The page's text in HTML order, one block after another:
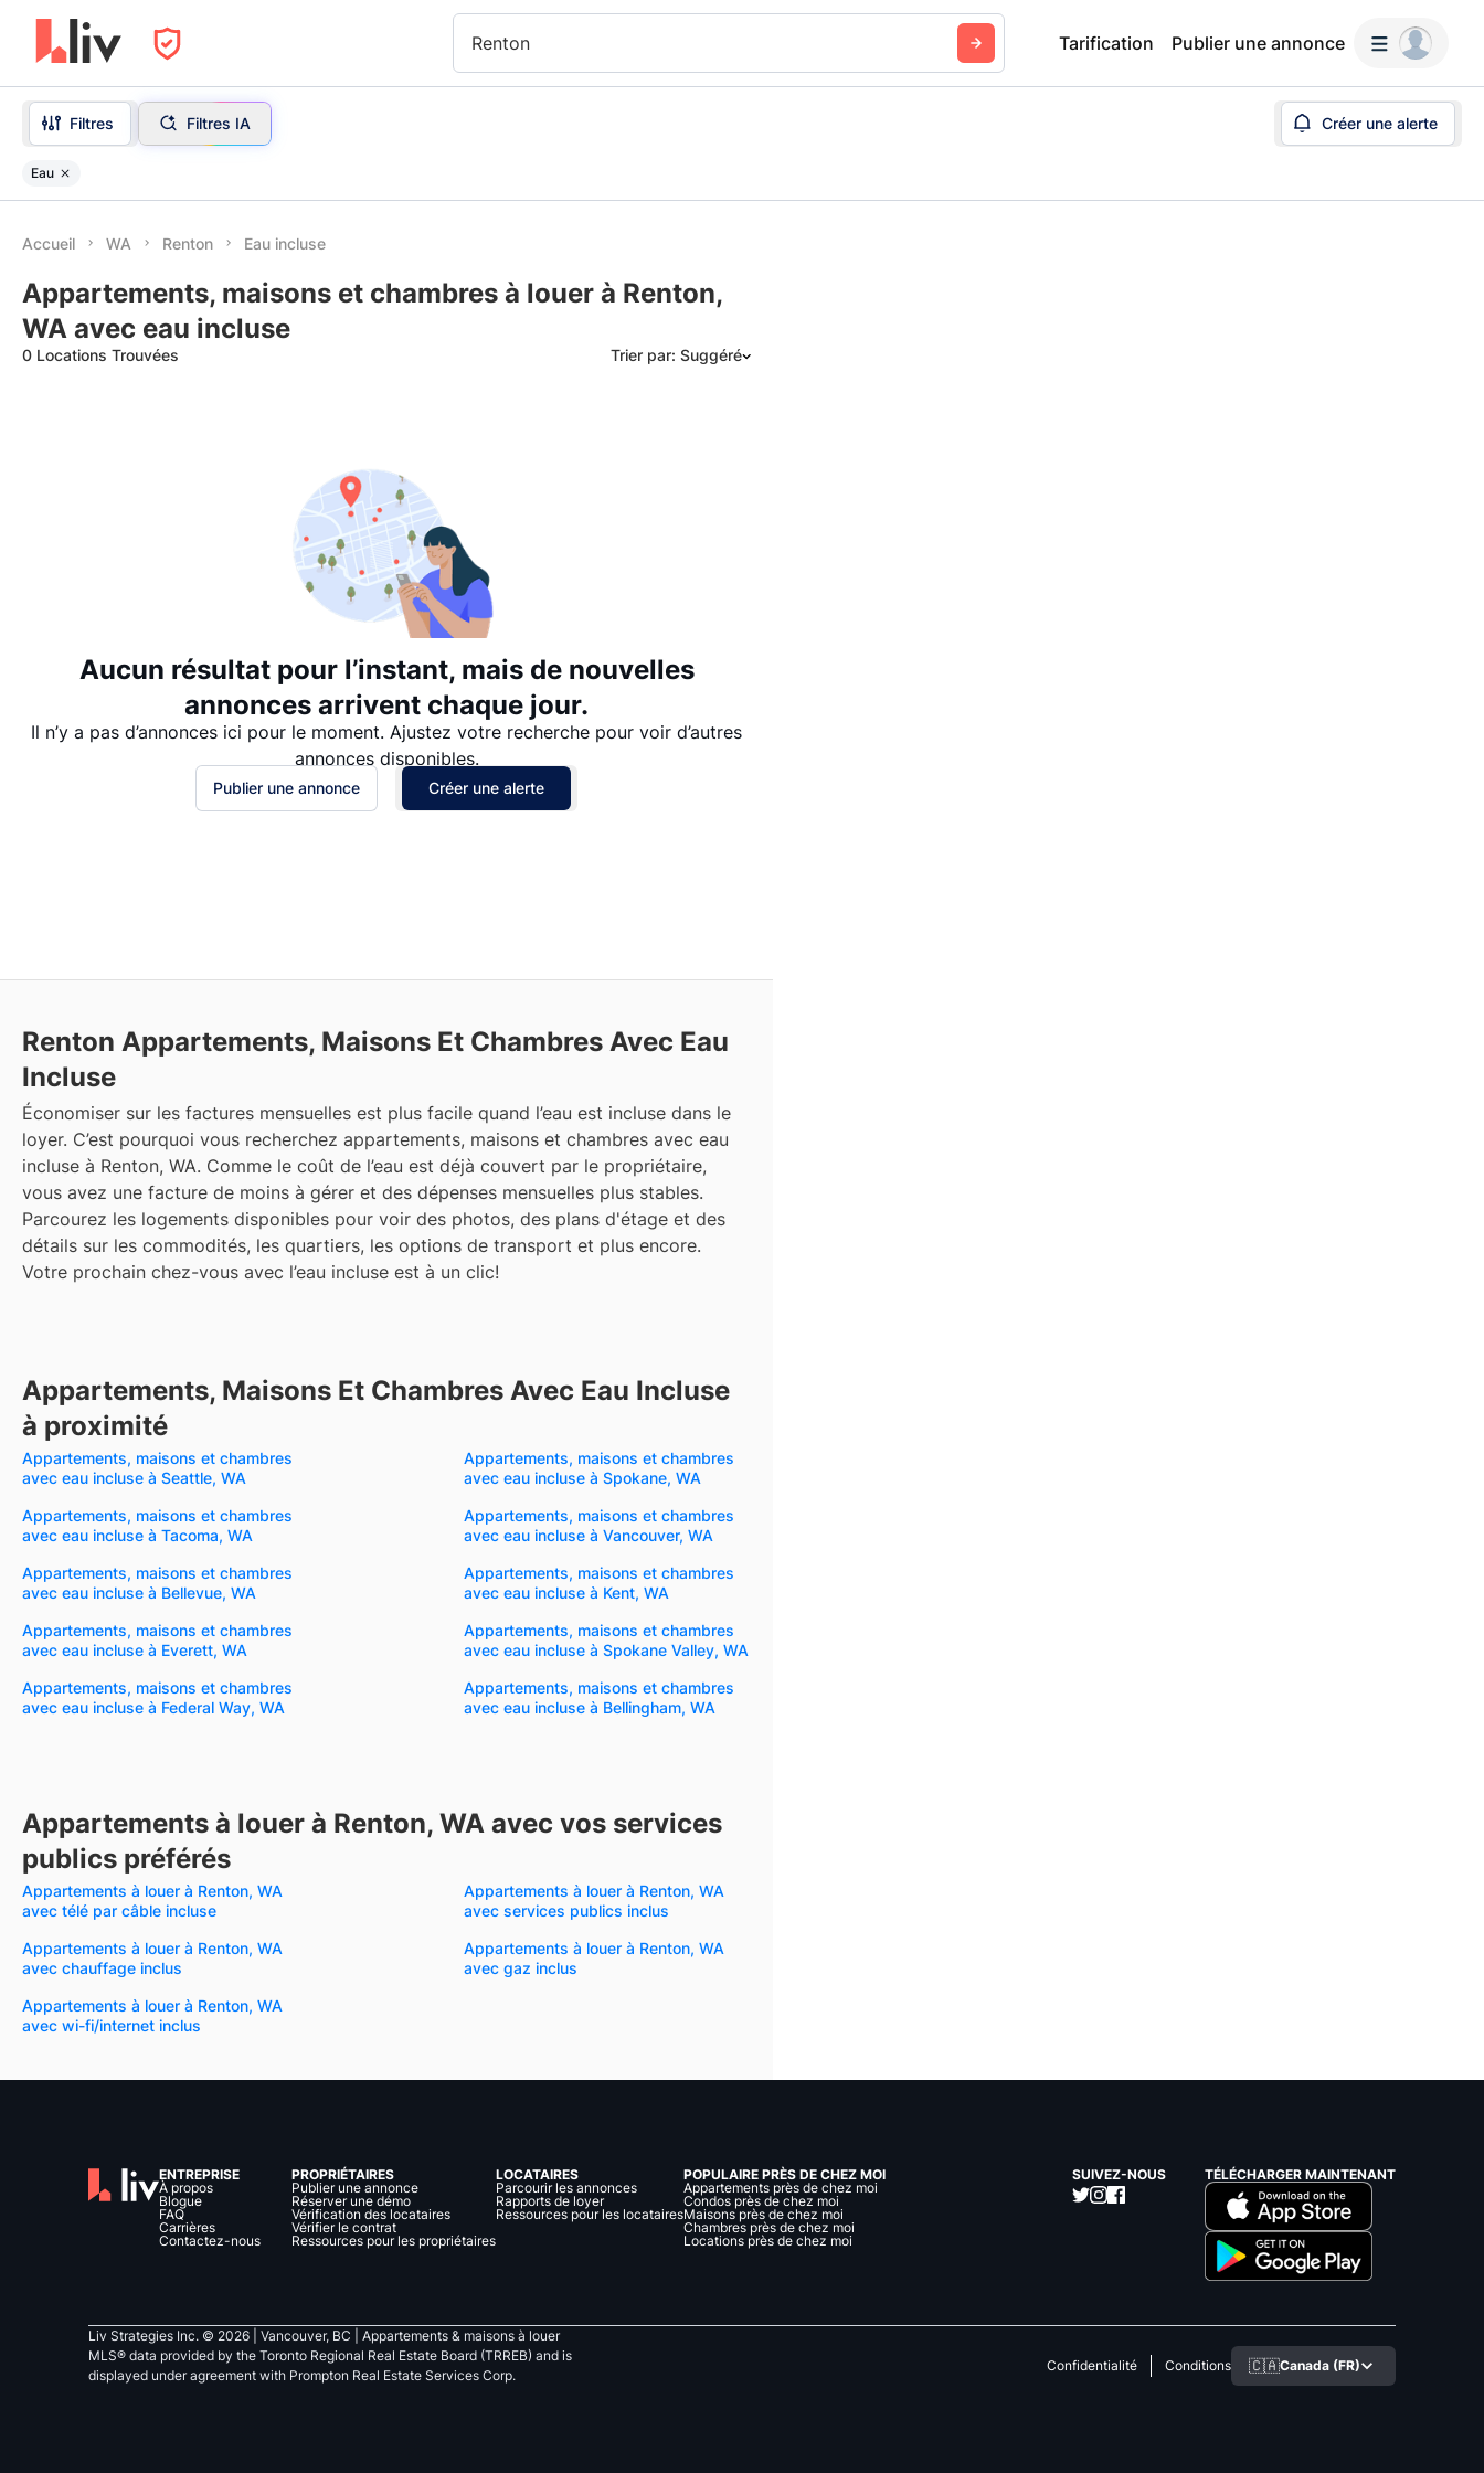
Renton Tarification Publier une annonce
Filtres Filtres IA Créer une alerte
Eau
Accueil WA Renton Eau incluse
Appartements, maisons et chambres à louer à Renton,
WA avec eau incluse
0 Locations Trouvées Trier par: Suggéré
Aucun résultat pour l’instant, mais de nouvelles
annonces arrivent chaque jour.
Il n’y a pas d’annonces ici pour le moment. Ajustez votre recherche pour voir d’autres
annonces disponibles.
Publier une annonce Créer une alerte
Renton Appartements, Maisons Et Chambres Avec Eau
Incluse
Économiser sur les factures mensuelles est plus facile quand l’eau est incluse dans le
loyer. C’est pourquoi vous recherchez appartements, maisons et chambres avec eau
incluse à Renton, WA. Comme le coût de l’eau est déjà couvert par le propriétaire,
vous avez une facture de moins à gérer et des dépenses mensuelles plus stables.
Parcourez les logements disponibles pour voir des photos, des plans d'étage et des
détails sur les commodités, les quartiers, les options de transport et plus encore.
Votre prochain chez-vous avec l’eau incluse est à un clic!
Appartements, Maisons Et Chambres Avec Eau Incluse
à proximité
Appartements, maisons et chambres
avec eau incluse à Seattle, WA
Appartements, maisons et chambres
avec eau incluse à Spokane, WA
Appartements, maisons et chambres
avec eau incluse à Tacoma, WA
Appartements, maisons et chambres
avec eau incluse à Vancouver, WA
Appartements, maisons et chambres
avec eau incluse à Bellevue, WA
Appartements, maisons et chambres
avec eau incluse à Kent, WA
Appartements, maisons et chambres
avec eau incluse à Everett, WA
Appartements, maisons et chambres
avec eau incluse à Spokane Valley, WA
Appartements, maisons et chambres
avec eau incluse à Federal Way, WA
Appartements, maisons et chambres
avec eau incluse à Bellingham, WA
Appartements à louer à Renton, WA avec vos services
publics préférés
Appartements à louer à Renton, WA
avec télé par câble incluse
Appartements à louer à Renton, WA
avec services publics inclus
Appartements à louer à Renton, WA
avec chauffage inclus
Appartements à louer à Renton, WA
avec gaz inclus
Appartements à louer à Renton, WA
avec wi-fi/internet inclus
ENTREPRISE
À propos
Blogue
FAQ
Carrières
Contactez-nous
PROPRIÉTAIRES
Publier une annonce
Réserver une démo
Vérification des locataires
Vérifier le contrat
Ressources pour les propriétaires
LOCATAIRES
Parcourir les annonces
Rapports de loyer
Ressources pour les locataires
POPULAIRE PRÈS DE CHEZ MOI
Appartements près de chez moi
Condos près de chez moi
Maisons près de chez moi
Chambres près de chez moi
Locations près de chez moi
SUIVEZ-NOUS TÉLÉCHARGER MAINTENANT
Liv Strategies Inc. © 2026 | Vancouver, BC |
Appartements & maisons à louer
MLS® data provided by the Toronto Regional Real Estate Board (TRREB) and is
displayed under agreement with Prompton Real Estate Services Corp.
Confidentialité Conditions 🇨🇦Canada (FR)